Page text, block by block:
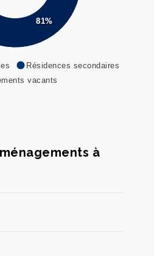
81%
Résidences secondaires
vacants
à